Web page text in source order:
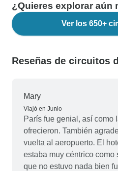
¿Quieres explorar aún
Ver los 650+
Reseñas de circuitos
Mary
Viajó en Junio
París fue genial, así como
ofrecieron. También
vuelta al aeropuerto. El
estaba muy céntrico como
que no estuvo nada bien